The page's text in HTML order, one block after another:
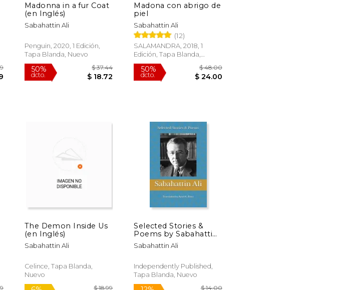
Madonna in a fur Coat
(en Inglés)
Sabahattin Ali
Penguin, 2020, 1 Edición,
Tapa Blanda, Nuevo
$ 37.44
$ 18.72
Madona con abrigo de
piel
Sabahattin Ali
(12)
SALAMANDRA, 2018, 1
Edición, Tapa Blanda,
Nuevo
50%
dcto.
The Demon Inside Us
(en Inglés)
Sabahattin Ali
Celince, Tapa Blanda,
Nuevo
Selected Stories &
Poems by Sabahattin
Ali: Translated by Aysel
K Basci (en Inglés)
Sabahattin Ali
Independently Published,
Tapa Blanda, Nuevo